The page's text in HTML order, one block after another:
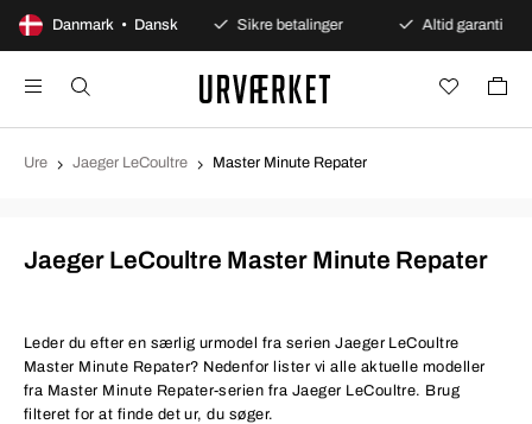
Danmark • Dansk
100 dages åbent køb Sikre betalinger Altid garanti
Ure Jaeger LeCoultre Master Minute Repater
Jaeger LeCoultre Master Minute Repater
Leder du efter en særlig urmodel fra serien Jaeger LeCoultre
Master Minute Repater? Nedenfor lister vi alle aktuelle modeller
fra Master Minute Repater-serien fra Jaeger LeCoultre. Brug
filteret for at finde det ur, du søger.